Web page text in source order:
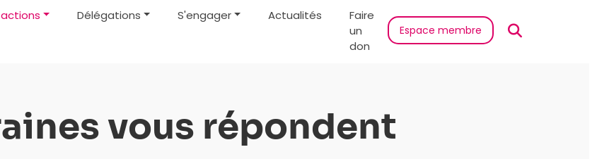
Délégations S'engager Actualités
Faire
un
don
Espace membre
vous répondent